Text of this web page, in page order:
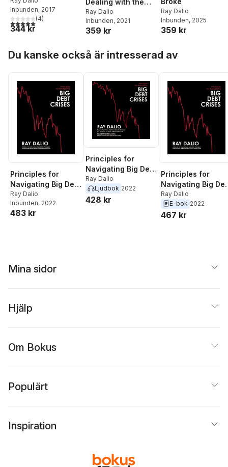
Inbunden, 2017
5,0utav 5 stjärnor. Totalt antal röster:
(4)
344 kr
Dealing with the
Changing World
Order
Ray Dalio
Inbunden, 2021
359 kr
Ray Dalio
Inbunden, 2025
359 kr
Du kanske också är intresserad av
Principles for
Navigating Big Debt
Crises
Ray Dalio
Inbunden, 2022
483 kr
Principles for
Navigating Big Debt
Crises
Ray Dalio
Ljudbok 2022
428 kr
Principles for
Navigating Big
Crises
Ray Dalio
E-bok 2022
467 kr
Mina sidor
Hjälp
Om Bokus
Populärt
Inspiration